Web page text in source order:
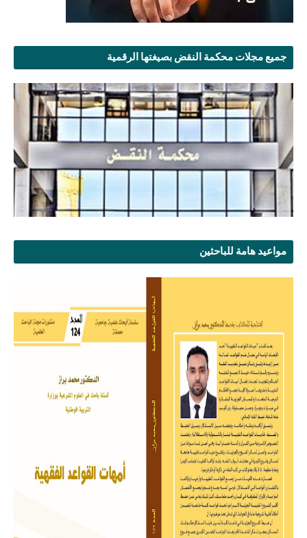
جميع مجلات محكمة النقض بصيغتها الرقمية
مواعيد هامة للباحثين